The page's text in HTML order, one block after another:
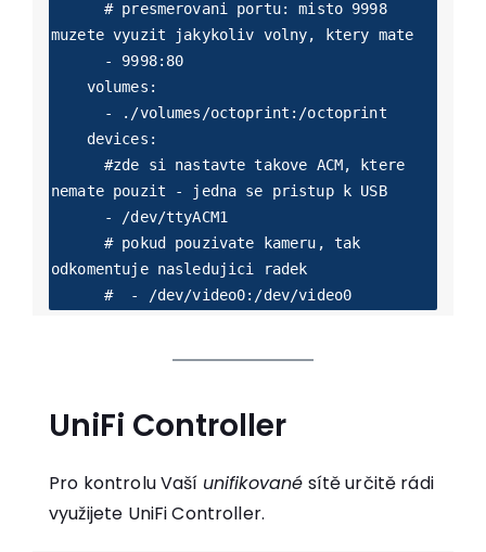
muzete vyuzit jakykoliv volny, ktery mate
nemate pouzit - jedna se pristup k USB
odkomentuje nasledujici radek
      #  - /dev/video0:/dev/video0
UniFi Controller
Pro kontrolu Vaší unifikované sítě určitě rádi
využijete UniFi Controller.